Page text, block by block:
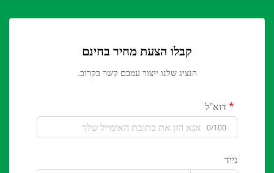
קבלו הצעת מחיר בחינם
הנציג שלנו ייצור עמכם קשר בקרוב.
דוא"ל
0/100
נייד